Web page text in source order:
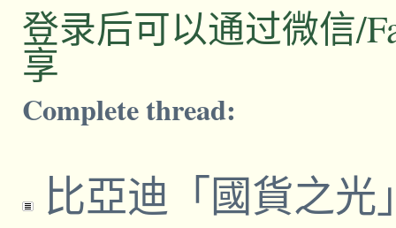
登录后可以通过微信/
享
Complete thread:
比亞迪「國貨之